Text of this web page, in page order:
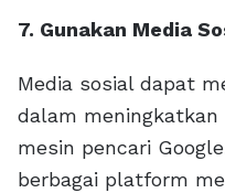
7. Gunakan Media
Media sosial dapat
dalam
mesin pencari
berbagai platform